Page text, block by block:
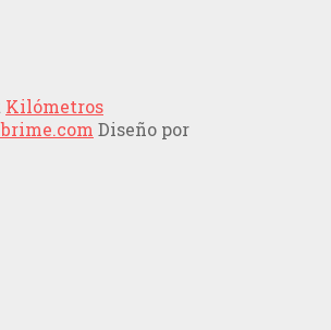
Kilómetros
Diseño por